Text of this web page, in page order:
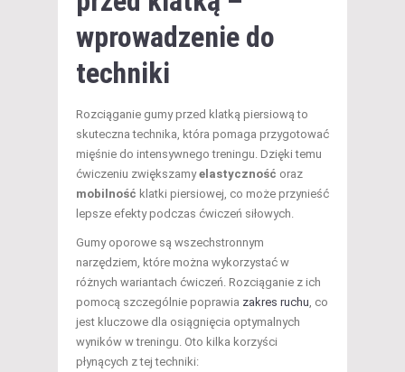
wprowadzenie do
techniki
Rozciąganie gumy przed klatką piersiową to
skuteczna technika, która pomaga przygotować
mięśnie do intensywnego treningu. Dzięki temu
ćwiczeniu zwiększamyelastyczność oraz
mobilność klatki piersiowej, co może przynieść
lepsze efekty podczas ćwiczeń siłowych.
Gumy oporowe są wszechstronnym
narzędziem, które można wykorzystać w
różnych wariantach ćwiczeń. Rozciąganie z ich
pomocą szczególnie poprawia zakres ruchu, co
jest kluczowe dla osiągnięcia optymalnych
wyników w treningu. Oto kilka korzyści
płynących z tej techniki: